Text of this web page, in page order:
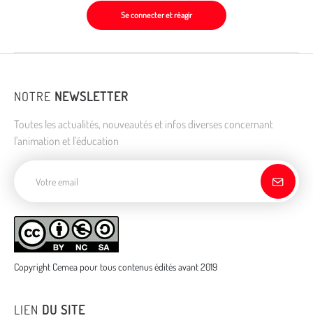
Se connecter et réagir
NOTRE NEWSLETTER
Toutes les actualités, nouveautés et infos diverses concernant
l'animation et l'éducation
Copyright Cemea pour tous contenus édités avant 2019
LIEN DU SITE